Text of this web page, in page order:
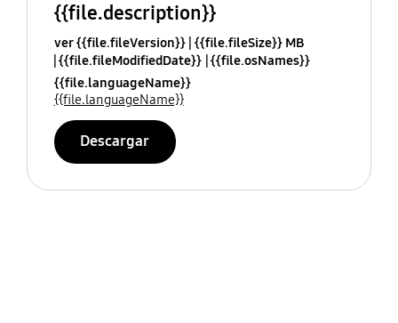
{{file.description}}
ver {{file.fileVersion}} {{file.fileSize}} MB
{{file.fileModifiedDate}} {{file.osNames}}
{{file.languageName}}
{{file.languageName}}
Descargar